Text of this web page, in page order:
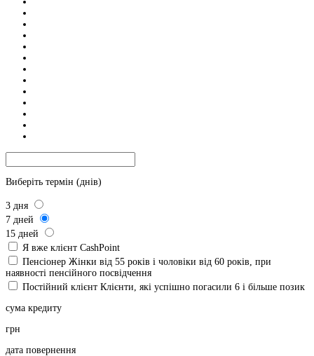
Виберіть термін (днів)
3 дня
7 дней
15 дней
Я вже клієнт CashPoint
Пенсіонер Жінки від 55 років і чоловіки від 60 років, при
наявності пенсійного посвідчення
Постійний клієнт Клієнти, які успішно погасили 6 і більше позик
сума кредиту
грн
дата повернення